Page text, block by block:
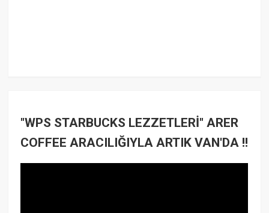
"WPS STARBUCKS LEZZETLERİ" ARER
COFFEE ARACILIĞIYLA ARTIK VAN'DA !!